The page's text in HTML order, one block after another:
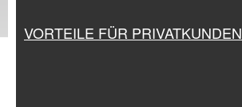
VORTEILE FÜR PRIVATKUNDEN